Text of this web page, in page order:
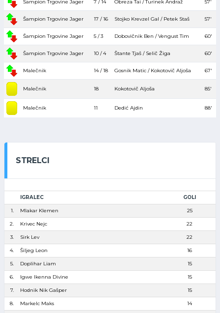
Šampion Trgovine Jager 7 / 14 Obreza Tai / Turinek Andraž 57′
Šampion Trgovine Jager 17 / 16 Stojko Krevzel Gal / Petek Staš 57′
Šampion Trgovine Jager 5 / 3 Dobovičnik Ben / Vengust Tim 60′
Šampion Trgovine Jager 10 / 4 Štante Tjaš / Selič Žiga 60′
Malečnik 14 / 18 Gosnik Matic / Kokotovič Aljoša 67′
Malečnik 18 Kokotovič Aljoša 85′
Malečnik 11 Dedić Ajdin 88′
STRELCI
IGRALEC GOLI
1. Mlakar Klemen 25
2. Krivec Nejc 22
3. Sirk Lev 22
4. Šiljeg Leon 16
5. Doplihar Liam 15
6. Igwe Ikenna Divine 15
7. Hodnik Nik Gašper 15
8. Markelc Maks 14